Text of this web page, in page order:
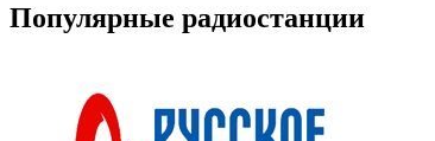
Популярные радиостанции